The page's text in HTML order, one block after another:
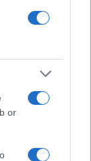
orΚυψέλη
θάνατός της